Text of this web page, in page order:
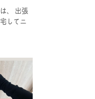
、 出張
してニ